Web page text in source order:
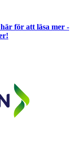
för att läsa mer -